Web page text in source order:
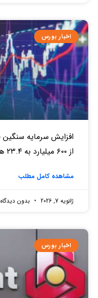
اخبار بورس
از ۶۰۰ میلیارد به ۲۳.۴ هزار میلیارد تومان
مشاهده کامل مطلب
ژانویه 7, 2026 بدون دیدگاه
اخبار بورس